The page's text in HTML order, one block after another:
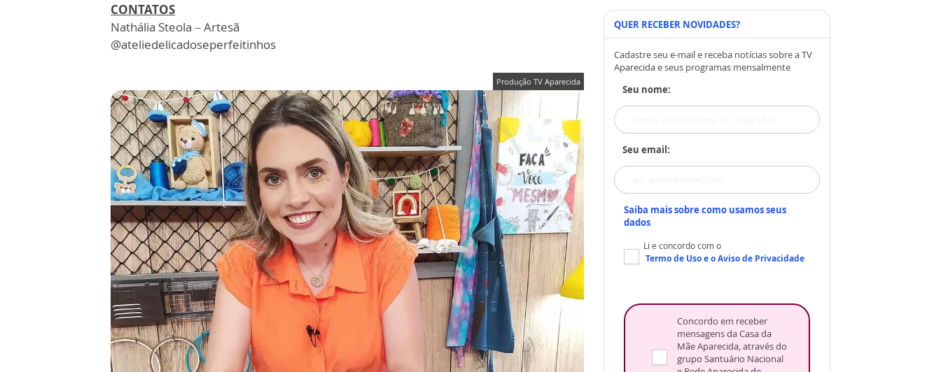
CONTATOS
Nathália Steola – Artesã
@ateliedelicadoseperfeitinhos
Produção TV Aparecida
QUER RECEBER NOVIDADES?
Cadastre seu e-mail e receba notícias sobre a TV
Aparecida e seus programas mensalmente
Seu nome:
Seu email:
Saiba mais sobre como usamos seus
dados
Li e concordo com o
Termo de Usoe oAviso de Privacidade
Concordo em receber
mensagens da Casa da
Mãe Aparecida, através do
grupo Santuário Nacional